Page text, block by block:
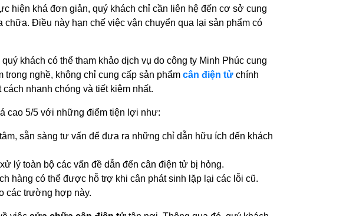
hiện khá đơn giản, quý khách chỉ cần liên hệ đến cơ sở cung
Điều này hạn chế việc vận chuyển qua lại sản phẩm có
khách có thể tham khảo dịch vụ do công ty Minh Phúc cung
nghề, không chỉ cung cấp sản phẩm cân điện tửchính
nhanh chóng và tiết kiệm nhất.
cao 5/5 với những điểm tiện lợi như:
sẵn sàng tư vấn để đưa ra những chỉ dẫn hữu ích đến khách
lý toàn bộ các vấn đề dẫn đến cân điện tử bị hỏng.
hàng có thể được hỗ trợ khi cân phát sinh lặp lại các lỗi cũ.
các trường hợp này.